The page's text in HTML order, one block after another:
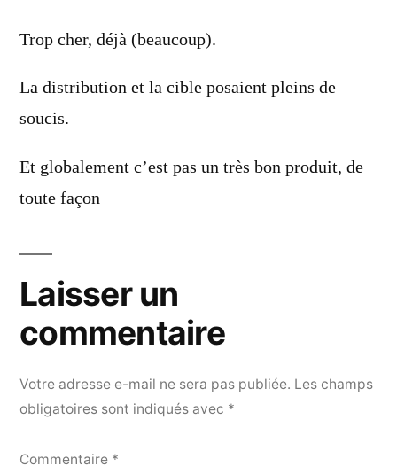
dit :
Trop cher, déjà (beaucoup).
La distribution et la cible posaient pleins de
soucis.
Et globalement c’est pas un très bon produit, de
toute façon
Laisser un
commentaire
Votre adresse e-mail ne sera pas publiée. Les champs
obligatoires sont indiqués avec *
Commentaire *